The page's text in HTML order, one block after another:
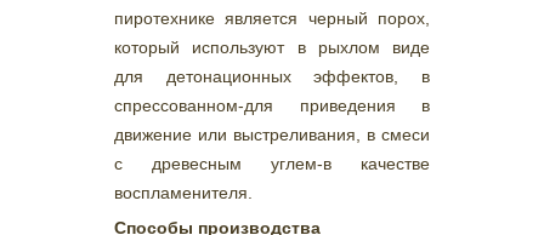
пиротехнике является черный порох,
который используют в рыхлом виде
для детонационных эффектов, в
спрессованном-для приведения в
движение или выстреливания, в смеси
с древесным углем-в качестве
воспламенителя.
Способы производства